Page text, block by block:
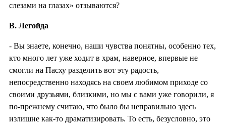
слезами на глазах» отзываются?
В. Легойда
- Вы знаете, конечно, наши чувства понятны, особенно тех,
кто много лет уже ходит в храм, наверное, впервые не
смогли на Пасху разделить вот эту радость,
непосредственно находясь на своем любимом приходе со
своими друзьями, близкими, но мы с вами уже говорили, я
по-прежнему считаю, что было бы неправильно здесь
излишне как-то драматизировать. То есть, безусловно, это